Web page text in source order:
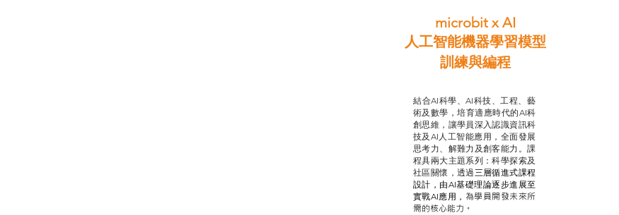
microbit x AI
人工智能機器學習模型
訓練與編程
結合AI科學、AI科技、工程、藝
術及數學，培育適應時代的AI科
創思維，讓學員深入認識資訊科
技及AI人工智能應用，全面發展
思考力、解難力及創客能力。課
程具兩大主題系列：科學探索及
社區關懷，透過 三層循進式課程
設計， 由AI基礎理論逐步進展至
實戰AI應用， 為學員開發未來所
需的核心能力。